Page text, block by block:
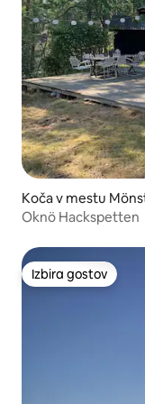
Koča v mestu
Oknö Hackspetten
Izbira gostov
Izbira gostov